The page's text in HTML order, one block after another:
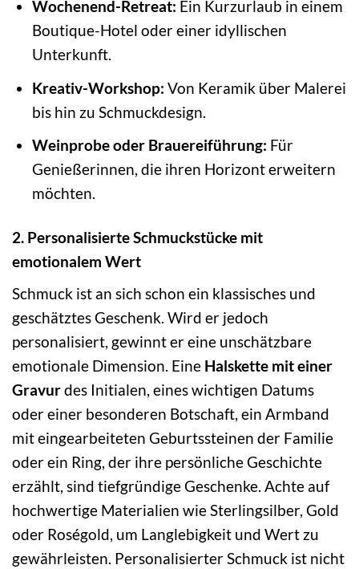
Wochenend-Retreat: Ein Kurzurlaub in einem
Boutique-Hotel oder einer idyllischen
Unterkunft.
Kreativ-Workshop: Von Keramik über Malerei
bis hin zu Schmuckdesign.
Weinprobe oder Brauereiführung: Für
Genießerinnen, die ihren Horizont erweitern
möchten.
2. Personalisierte Schmuckstücke mit
emotionalem Wert
Schmuck ist an sich schon ein klassisches und
geschätztes Geschenk. Wird er jedoch
personalisiert, gewinnt er eine unschätzbare
emotionale Dimension. Eine Halskette mit einer
Gravurdes Initialen, eines wichtigen Datums
oder einer besonderen Botschaft, ein Armband
mit eingearbeiteten Geburtssteinen der Familie
oder ein Ring, der ihre persönliche Geschichte
erzählt, sind tiefgründige Geschenke. Achte auf
hochwertige Materialien wie Sterlingsilber, Gold
oder Roségold, um Langlebigkeit und Wert zu
gewährleisten. Personalisierter Schmuck ist nicht